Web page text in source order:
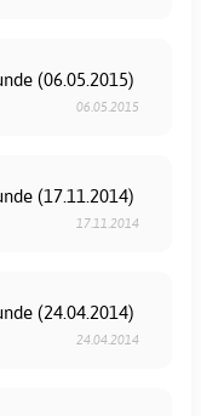
(06.05.2015)
06.05.2015
(17.11.2014)
17.11.2014
(24.04.2014)
24.04.2014